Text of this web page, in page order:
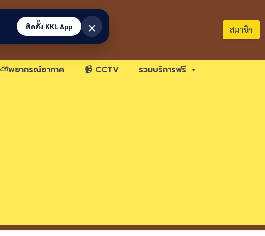
สมาชิก
⛅พยากรณ์อากาศ 📹 CCTV รวมบริการฟรี
ติดตั้ง KKL App ×